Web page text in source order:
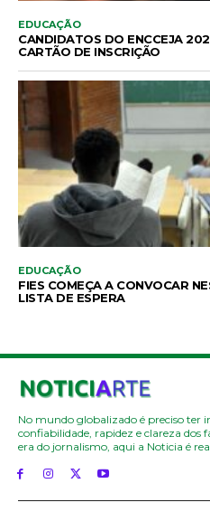
EDUCAÇÃO
CANDIDATOS DO ENCCEJA
CARTÃO DE INSCRIÇÃO
EDUCAÇÃO
FIES COMEÇA A CONVOCAR
LISTA DE ESPERA
No mundo globalizado é preciso ter
confiabilidade, rapidez e clareza
era do jornalismo, aqui a Noticia é